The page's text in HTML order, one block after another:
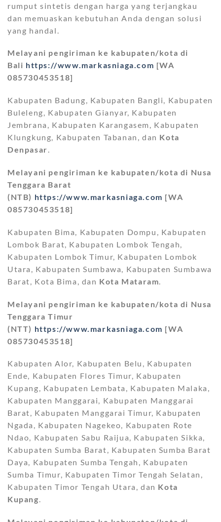
rumput sintetis dengan harga yang terjangkau
dan memuaskan kebutuhan Anda dengan solusi
yang handal.
Melayani pengiriman ke kabupaten/kota di
Bali https://www.markasniaga.com [WA
085730453518]
Kabupaten Badung, Kabupaten Bangli, Kabupaten
Buleleng, Kabupaten Gianyar, Kabupaten
Jembrana, Kabupaten Karangasem, Kabupaten
Klungkung, Kabupaten Tabanan, dan Kota
Denpasar .
Melayani pengiriman ke kabupaten/kota di Nusa
Tenggara Barat
(NTB) https://www.markasniaga.com [WA
085730453518]
Kabupaten Bima, Kabupaten Dompu, Kabupaten
Lombok Barat, Kabupaten Lombok Tengah,
Kabupaten Lombok Timur, Kabupaten Lombok
Utara, Kabupaten Sumbawa, Kabupaten Sumbawa
Barat, Kota Bima, dan Kota Mataram.
Melayani pengiriman ke kabupaten/kota di Nusa
Tenggara Timur
(NTT) https://www.markasniaga.com [WA
085730453518]
Kabupaten Alor, Kabupaten Belu, Kabupaten
Ende, Kabupaten Flores Timur, Kabupaten
Kupang, Kabupaten Lembata, Kabupaten Malaka,
Kabupaten Manggarai, Kabupaten Manggarai
Barat, Kabupaten Manggarai Timur, Kabupaten
Ngada, Kabupaten Nagekeo, Kabupaten Rote
Ndao, Kabupaten Sabu Raijua, Kabupaten Sikka,
Kabupaten Sumba Barat, Kabupaten Sumba Barat
Daya, Kabupaten Sumba Tengah, Kabupaten
Sumba Timur, Kabupaten Timor Tengah Selatan,
Kabupaten Timor Tengah Utara, dan Kota
Kupang.